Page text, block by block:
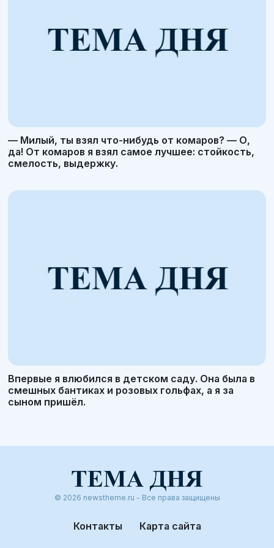
— Милый, ты взял что-нибудь от комаров? — О,
да! От комаров я взял самое лучшее: стойкость,
смелость, выдержку.
Впервые я влюбился в детском саду. Она была в
смешных бантиках и розовых гольфах, а я за
сыном пришёл.
© 2026 newstheme.ru - Все права защищены
Контакты Карта сайта